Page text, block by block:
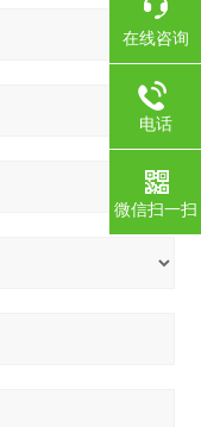
在线咨询
电话
微信扫一扫